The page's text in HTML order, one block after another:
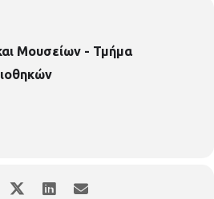
Μουσείων - Τμήμα